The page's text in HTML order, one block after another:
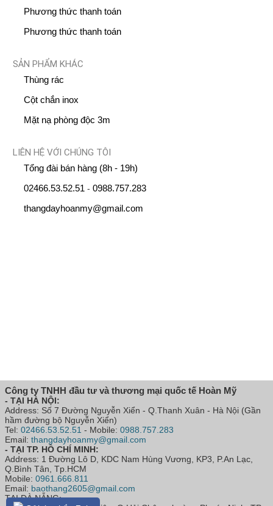
Phương thức thanh toán
Phương thức thanh toán
SẢN PHẨM KHÁC
Thùng rác
Cột chắn inox
Mặt nạ phòng độc 3m
LIÊN HỆ VỚI CHÚNG TÔI
Tổng đài bán hàng (8h - 19h)
02466.53.52.51 - 0988.757.283
thangdayhoanmy@gmail.com
Công ty TNHH đầu tư và thương mại quốc tế Hoàn Mỹ
- TẠI HÀ NỘI:
Address: Số 7 Đường Nguyễn Xiển - Q.Thanh Xuân - Hà Nội (Gần
hầm đường bộ Nguyễn Xiển)
Tel: 02466.53.52.51 - Mobile: 0988.757.283
Email: thangdayhoanmy@gmail.com
- TẠI TP. HỒ CHÍ MINH:
Address: 1 Đường Lô D, KDC Nam Hùng Vương, KP3, P.An Lạc,
Q.Bình Tân, Tp.HCM
Mobile: 0961.666.811
Email: baothang2605@gmail.com
TẠI ĐÀ NẴNG: